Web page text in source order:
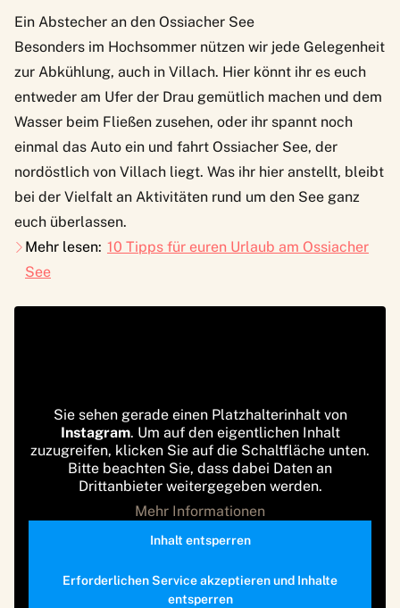
Ein Abstecher an den Ossiacher See
Besonders im Hochsommer nützen wir jede Gelegenheit
zur Abkühlung, auch in Villach. Hier könnt ihr es euch
entweder am Ufer der Drau gemütlich machen und dem
Wasser beim Fließen zusehen, oder ihr spannt noch
einmal das Auto ein und fahrt Ossiacher See, der
nordöstlich von Villach liegt. Was ihr hier anstellt, bleibt
bei der Vielfalt an Aktivitäten rund um den See ganz
euch überlassen.
Mehr lesen: 10 Tipps für euren Urlaub am Ossiacher
See
Sie sehen gerade einen Platzhalterinhalt von
Instagram. Um auf den eigentlichen Inhalt
zuzugreifen, klicken Sie auf die Schaltfläche unten.
Bitte beachten Sie, dass dabei Daten an
Drittanbieter weitergegeben werden.
Mehr Informationen
Inhalt entsperren
Erforderlichen Service akzeptieren und Inhalte
entsperren